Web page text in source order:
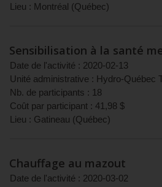
Lieu : Montréal (Québec)
Sensibilisation à la santé
Date de l'activité : 2020-02-13
Unité administrative : Hydro-Québec
Nb. de participants : 18
Coût par participant : 41,98 $
Lieu : Gatineau (Québec)
Chauffage au mazout
Date de l'activité : 2020-03-02